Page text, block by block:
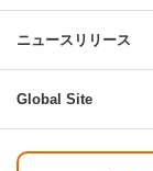
ニュースリリース
Global Site